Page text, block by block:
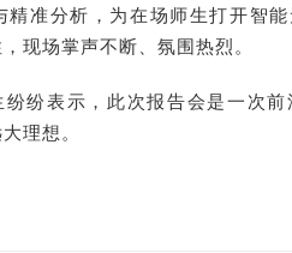
精准分析，为在场师生打开智
现场掌声不断、氛围热烈。
纷表示，此次报告会是一次
理想。